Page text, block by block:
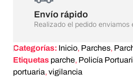
Envío rápido
Realizado el pedido
Categorías: Inicio, Parches,
Etiquetas parche, Policía
portuaria, vigilancia